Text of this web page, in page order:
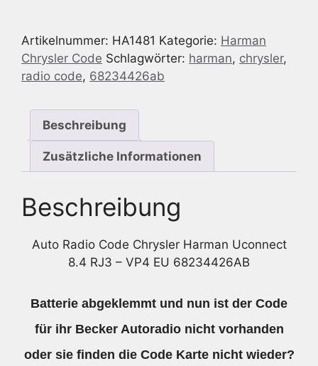
Chrysler
Harman
Uconnect
RJ3
VP4
Menge
Artikelnummer: HA1481 Kategorie: Harman
Chrysler Code Schlagwörter: harman, chrysler,
radio code, 68234426ab
Beschreibung
Zusätzliche Informationen
Beschreibung
Auto Radio Code Chrysler Harman Uconnect
8.4 RJ3 – VP4 EU 68234426AB
Batterie abgeklemmt und nun ist der Code
für ihr Becker Autoradio nicht vorhanden
oder sie finden die Code Karte nicht wieder?